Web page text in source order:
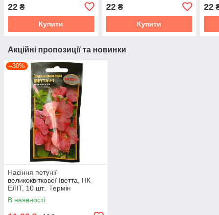
22 ₴
Купити
22₴
Купити
22
Акційні пропозиції та новинки
–30%
Насіння петунії
великоквіткової Іветта, НК-
ЕЛІТ, 10 шт.. Термін
придатності до 31.10.2026
В наявності